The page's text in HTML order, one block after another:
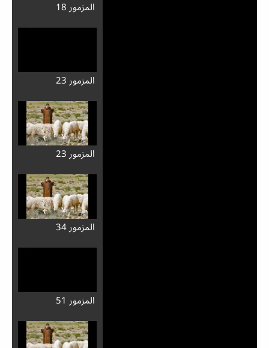
المزمور 18
المزمور 23
المزمور 23
المزمور 34
المزمور 51